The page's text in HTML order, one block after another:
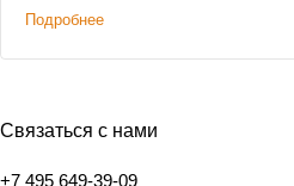
Подробнее
Связаться с нами
+7 495 649-39-09